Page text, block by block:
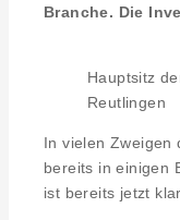
Branche. Die
Hauptsitz
Reutlingen
In vielen Zweigen
bereits in einigen
ist bereits jetzt